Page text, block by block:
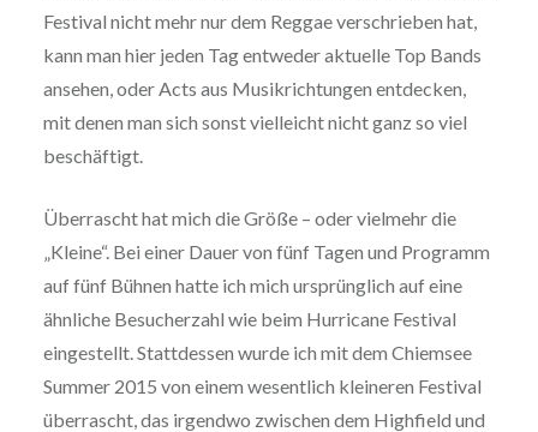
Festival nicht mehr nur dem Reggae verschrieben hat,
kann man hier jeden Tag entweder aktuelle Top Bands
ansehen, oder Acts aus Musikrichtungen entdecken,
mit denen man sich sonst vielleicht nicht ganz so viel
beschäftigt.
Überrascht hat mich die Größe – oder vielmehr die
„Kleine“. Bei einer Dauer von fünf Tagen und Programm
auf fünf Bühnen hatte ich mich ursprünglich auf eine
ähnliche Besucherzahl wie beim Hurricane Festival
eingestellt. Stattdessen wurde ich mit dem Chiemsee
Summer 2015 von einem wesentlich kleineren Festival
überrascht, das irgendwo zwischen dem Highfield und